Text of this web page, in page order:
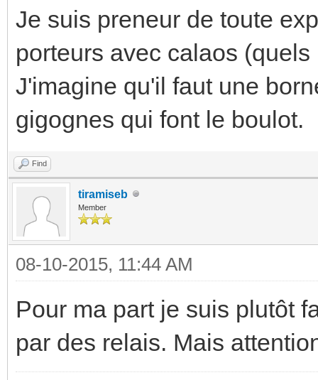
Je suis preneur de toute
porteurs avec calaos
J'imagine qu'il faut une
gigognes qui font le boulot.
Find
tiramiseb
Member
08-10-2015, 11:44 AM
Pour ma part je suis plutôt
par des relais. Mais